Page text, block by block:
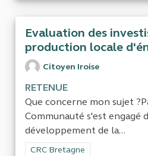
Evaluation des
production locale
Citoyen Iroise
RETENUE
Que concerne mon sujet
Communauté s'est engagé
développement de la...
Filtrer les résultats de la
CRC Bretagne